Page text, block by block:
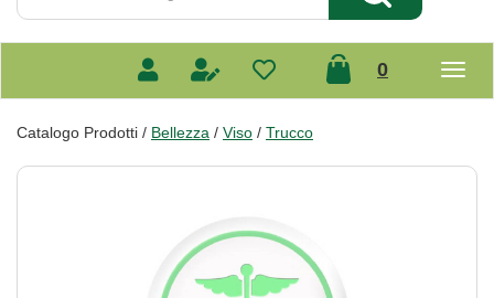
0prodotti
Catalogo Prodotti / Bellezza / Viso / Trucco